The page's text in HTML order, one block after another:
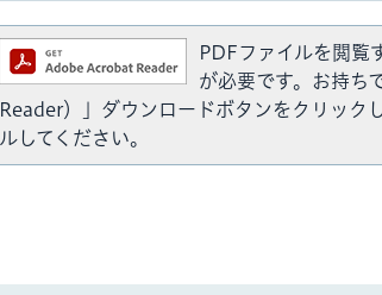
PDFファイルを閲覧
が必要です。お持ち
Reader）」ダウンロードボタンをクリック
ルしてください。